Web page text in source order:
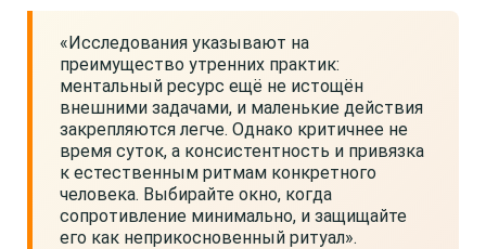
«Исследования указывают на
преимущество утренних практик:
ментальный ресурс ещё не истощён
внешними задачами, и маленькие действия
закрепляются легче. Однако критичнее не
время суток, а консистентность и привязка
к естественным ритмам конкретного
человека. Выбирайте окно, когда
сопротивление минимально, и защищайте
его как неприкосновенный ритуал».